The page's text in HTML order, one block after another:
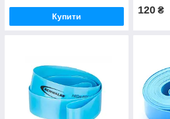
Купити
120 ₴